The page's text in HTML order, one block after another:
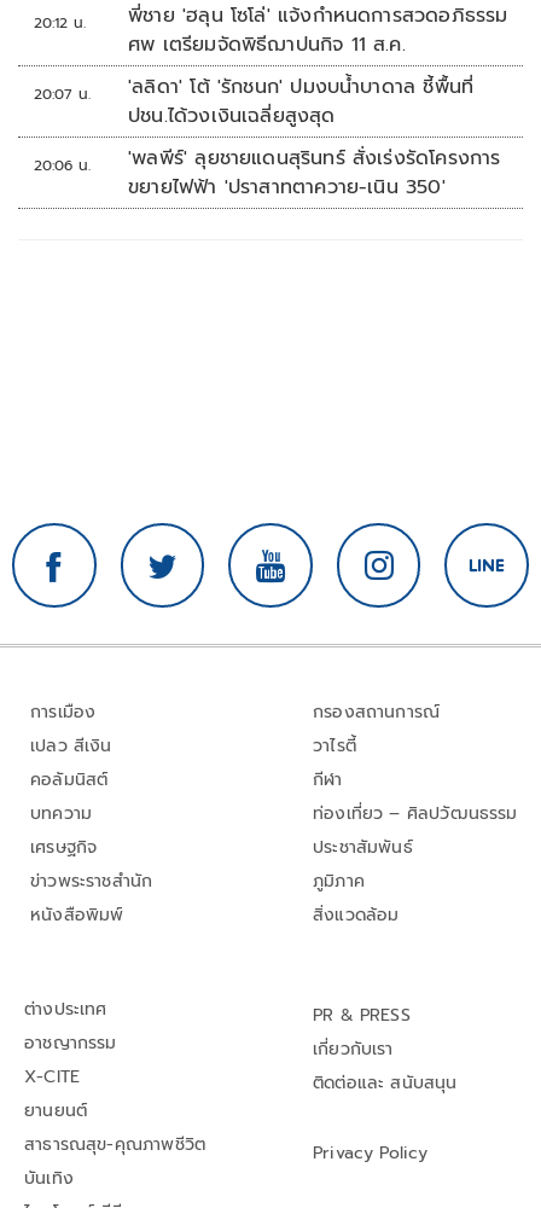
20:12 น.
พี่ชาย 'ฮลุน โซโล่' แจ้งกำหนดการสวดอภิธรรม
ศพ เตรียมจัดพิธีฌาปนกิจ 11 ส.ค.
20:07 น.
'ลลิดา' โต้ 'รักชนก' ปมงบน้ำบาดาล ชี้พื้นที่
ปชน.ได้วงเงินเฉลี่ยสูงสุด
20:06 น.
'พลพีร์' ลุยชายแดนสุรินทร์ สั่งเร่งรัดโครงการ
ขยายไฟฟ้า 'ปราสาทตาควาย-เนิน 350'
การเมือง
เปลว สีเงิน
คอลัมนิสต์
บทความ
เศรษฐกิจ
ข่าวพระราชสำนัก
หนังสือพิมพ์
กรองสถานการณ์
วาไรตี้
กีฬา
ท่องเที่ยว – ศิลปวัฒนธรรม
ประชาสัมพันธ์
ภูมิภาค
สิ่งแวดล้อม
ต่างประเทศ
อาชญากรรม
X-CITE
ยานยนต์
สาธารณสุข-คุณภาพชีวิต
บันเทิง
PR & PRESS
เกี่ยวกับเรา
ติดต่อและ สนับสนุน
Privacy Policy